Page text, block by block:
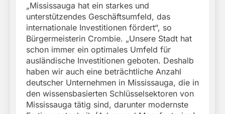
„Mississauga hat ein starkes und
unterstützendes Geschäftsumfeld, das
internationale Investitionen fördert“, so
Bürgermeisterin Crombie. „Unsere Stadt hat
schon immer ein optimales Umfeld für
ausländische Investitionen geboten. Deshalb
haben wir auch eine beträchtliche Anzahl
deutscher Unternehmen in Mississauga, die in
den wissensbasierten Schlüsselsektoren von
Mississauga tätig sind, darunter modernste